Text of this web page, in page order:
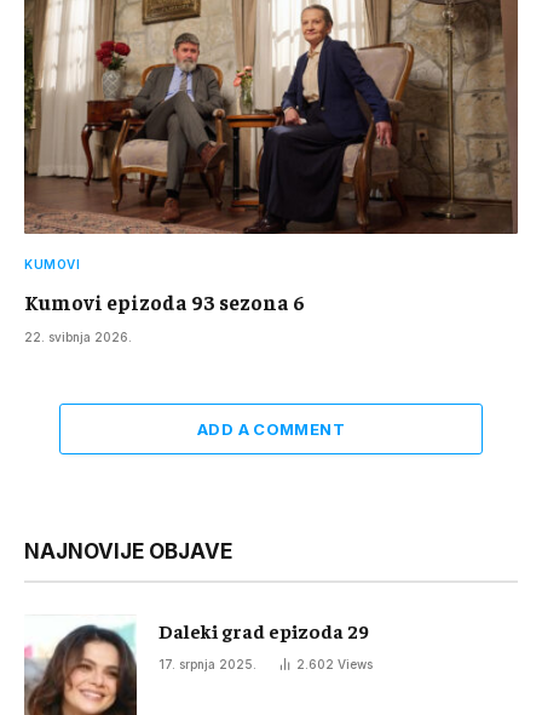
KUMOVI
Kumovi epizoda 93 sezona 6
22. svibnja 2026.
ADD A COMMENT
NAJNOVIJE OBJAVE
Daleki grad epizoda 29
17. srpnja 2025. 2.602 Views